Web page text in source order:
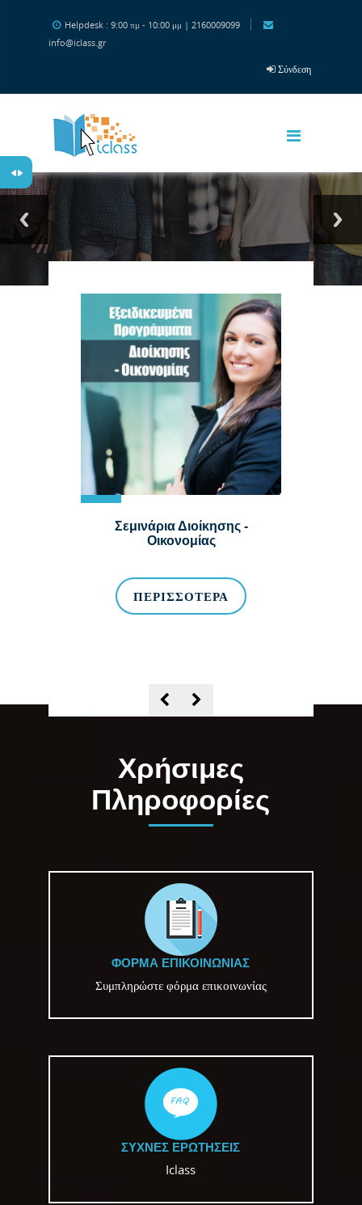
Helpdesk : 9:00 πμ - 10:00 μμ | 2160009099
info@iclass.gr
Σύνδεση
Σεμινάρια Διοίκησης -
Οικονομίας
ΠΕΡΙΣΣΌΤΕΡΑ
Χρήσιμες
Πληροφορίες
ΦΌΡΜΑ ΕΠΙΚΟΙΝΩΝΊΑΣ
Συμπληρώστε φόρμα επικοινωνίας
ΣΥΧΝΈΣ ΕΡΩΤΉΣΕΙΣ
Iclass